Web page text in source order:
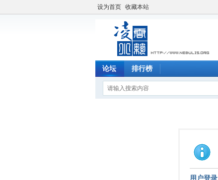
设为首页 收藏本站
论坛 排行榜
用户登录